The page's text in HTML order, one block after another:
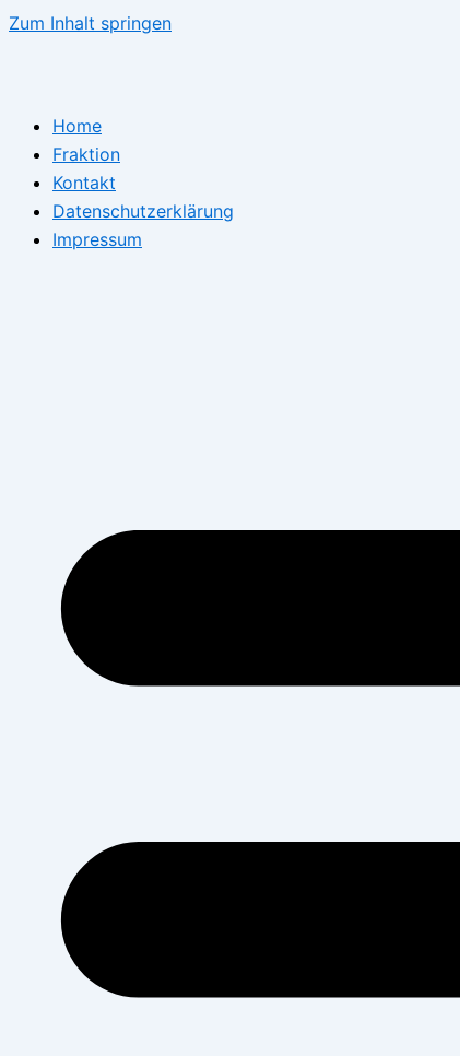
Zum Inhalt springen
Home
Fraktion
Kontakt
Datenschutzerklärung
Impressum